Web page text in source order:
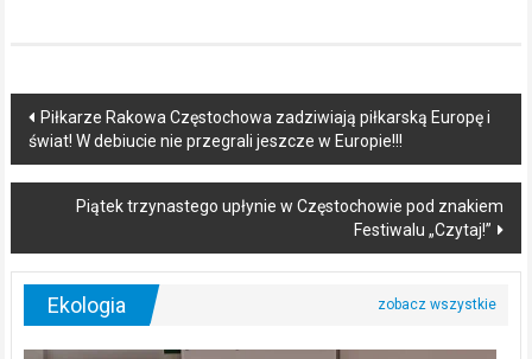
Post
navigation
Piłkarze Rakowa Częstochowa zadziwiają piłkarską Europę i
świat! W debiucie nie przegrali jeszcze w Europie!!!
Piątek trzynastego upłynie w Częstochowie pod znakiem
Festiwalu „Czytaj!”
Ekologia